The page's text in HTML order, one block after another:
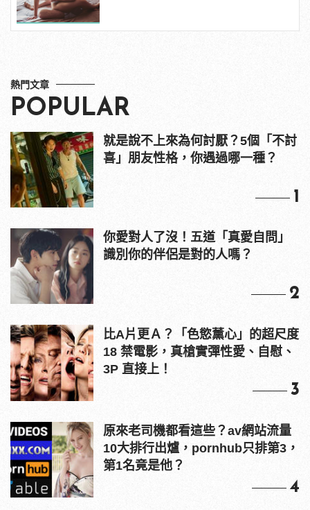
熱門文章
POPULAR
就是說不上來為何討厭？5個「不討
喜」朋友性格，你遇過哪一種？
1
你愛對人了沒！五道「真愛自問」
識別你的伴侶是對的人嗎？
2
比A片更Ａ？「色慾薰心」的超尺度
18 禁電影，真槍實彈性愛、自慰、
3P 直接上！
3
原來老司機都看這些？av網站流量
10大排行出爐，pornhub只排第3，
第1名竟是他？
4